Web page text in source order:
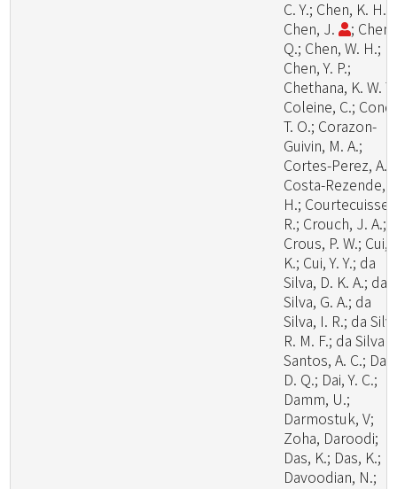
C. Y.; Chen, K. H.;
Chen, J.
; Chen,
Q.; Chen, W. H.;
Chen, Y. P.;
Chethana, K. W.
Coleine, C.;
T. O.; Corazon-
Guivin, M. A.;
Cortes-Perez, A.;
Costa-Rezende,
H.; Courtecuisse,
R.; Crouch, J. A.;
Crous, P. W.; Cui,
K.; Cui, Y. Y.; da
Silva, D. K. A.; da
Silva, G. A.; da
Silva, I. R.; da
R. M. F.; da Silva
Santos, A. C.; Dai,
D. Q.; Dai, Y. C.;
Damm, U.;
Darmostuk, V;
Zoha, Daroodi;
Das, K.; Das, K.;
Davoodian, N.;